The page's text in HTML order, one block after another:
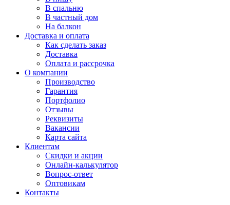
В спальню
В частный дом
На балкон
Доставка и оплата
Как сделать заказ
Доставка
Оплата и рассрочка
О компании
Производство
Гарантия
Портфолио
Отзывы
Реквизиты
Вакансии
Карта сайта
Клиентам
Скидки и акции
Онлайн-калькулятор
Вопрос-ответ
Оптовикам
Контакты